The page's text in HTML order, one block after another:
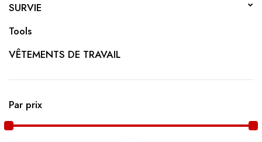
SURVIE
Tools
VÊTEMENTS DE TRAVAIL
Par prix